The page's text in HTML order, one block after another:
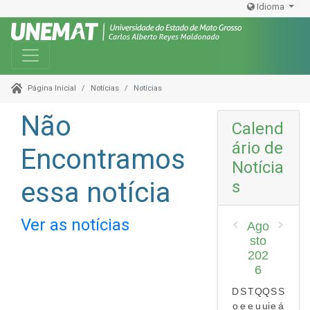
Idioma
Toggle navigation
Página Inicial Notícias Notícias
Não
Encontramos
essa notícia
Ver as notícias
Calend
ário de
Notícia
s
Ago
sto
202
6
D
o
S
e
T
e
Q
u
Q
ui
S
e
S
á